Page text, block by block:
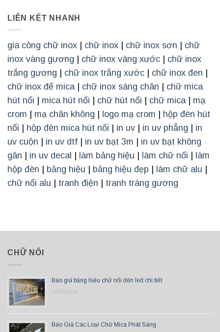
LIÊN KẾT NHANH
gia công chữ inox chữ inox chữ inox sơn
chữ
inox vàng gương
chữ inox vàng xước
chữ inox
trắng gương
chữ inox trắng xước chữ inox đen
chữ inox đế mica| chữ inox sáng chân
chữ mica
hút nổi
mica hút nổi chữ hút nổi chữ mica| mạ
crom
mạ chân không logo mạ crom
hộp đèn hút
nổi
hộp đèn mica hút nổi in uv in uv phẳng
in
uv cuộn
in uv dtf in uv bạt 3m
in uv bạt không
gân
in uv decal làm bảng hiệu làm chữ nổi
làm
hộp đèn
bảng hiệu bảng hiệu đẹp làm chữ alu
chữ nổi alu
tranh điện tranh tráng gương
CHỮ NỔI
Báo giá bảng hiệu chữ nổi đèn led chi tiết
13/07/2026
Báo Giá Các Loại Chữ Mica Phát Sáng